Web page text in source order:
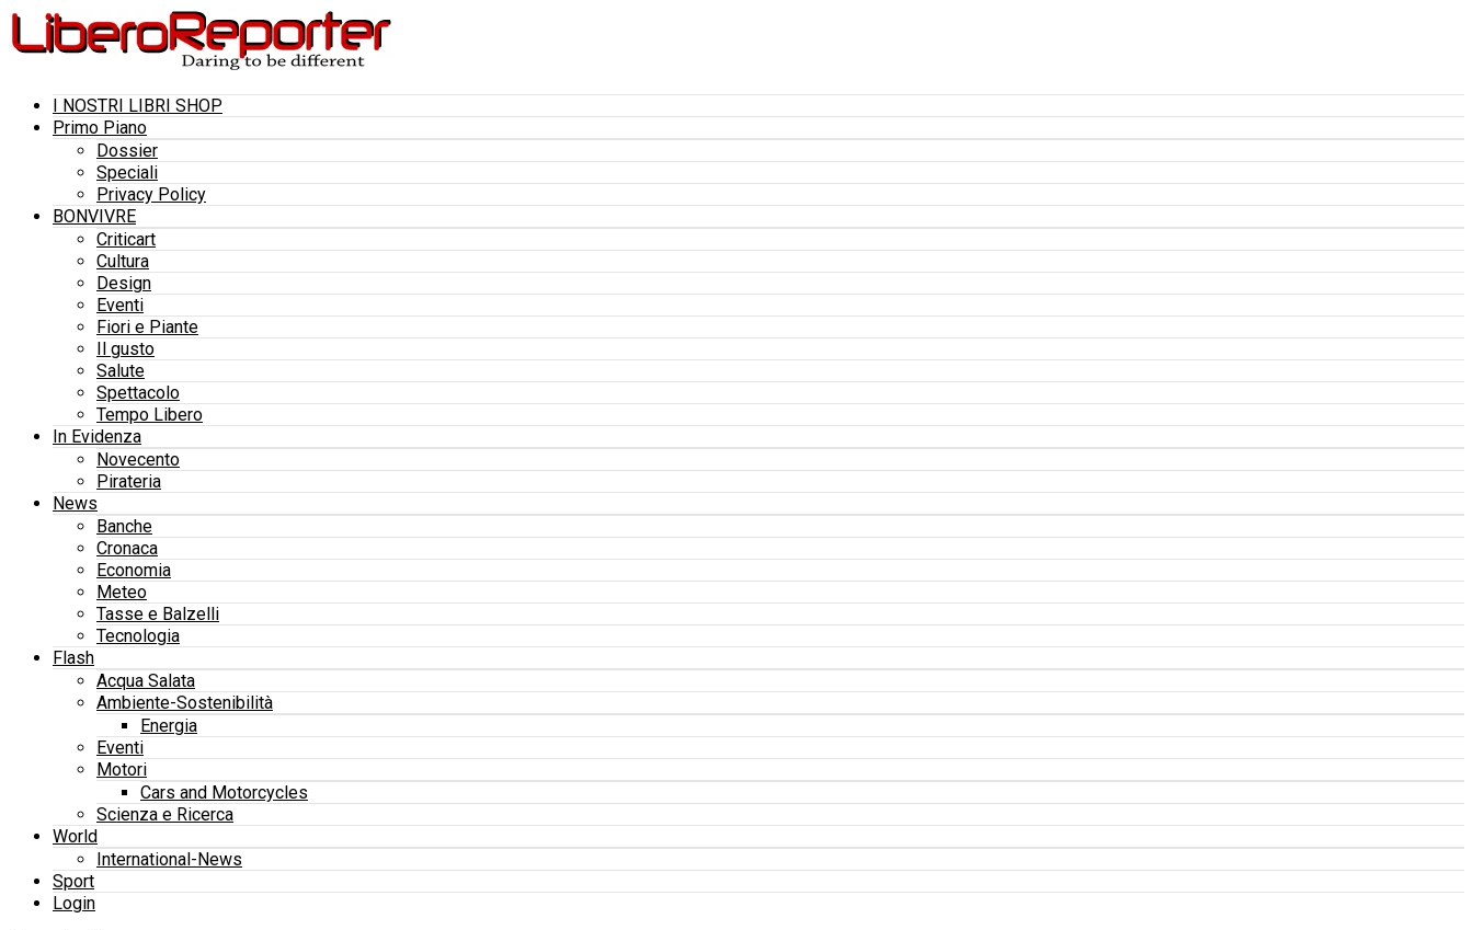
I NOSTRI LIBRI SHOP
Primo Piano
Dossier
Speciali
Privacy Policy
BONVIVRE
Criticart
Cultura
Design
Eventi
Fiori e Piante
Il gusto
Salute
Spettacolo
Tempo Libero
In Evidenza
Novecento
Pirateria
News
Banche
Cronaca
Economia
Meteo
Tasse e Balzelli
Tecnologia
Flash
Acqua Salata
Ambiente-Sostenibilità
Energia
Eventi
Motori
Cars and Motorcycles
Scienza e Ricerca
World
International-News
Sport
Login